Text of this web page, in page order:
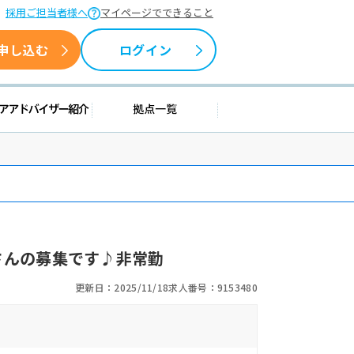
採用ご担当者様へ マイページでできること
し込む ログイン
報 キャリアアドバイザー紹介 拠点一覧
んの募集です♪非常勤
更新日：2025/11/18求人番号：9153480